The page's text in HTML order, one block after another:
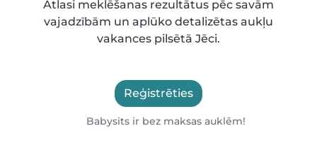
Atlasi meklēšanas rezultātus pēc savām
vajadzībām un aplūko detalizētas aukļu
vakances pilsētā Jēci.
Reģistrēties
Babysits ir bez maksas auklēm!